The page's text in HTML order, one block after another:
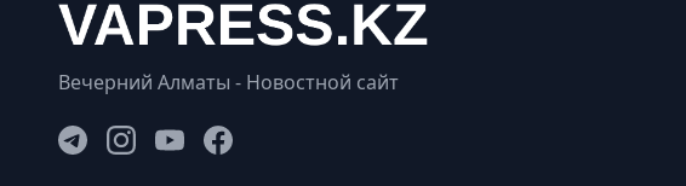
Вечерний Алматы - Новостной сайт